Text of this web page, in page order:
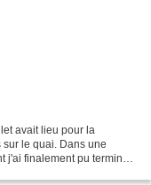
avait lieu pour la
le quai. Dans une
finalement pu terminer